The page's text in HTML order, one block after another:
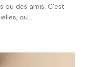
des amis. C’est
ou…